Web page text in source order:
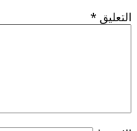
التعليق *